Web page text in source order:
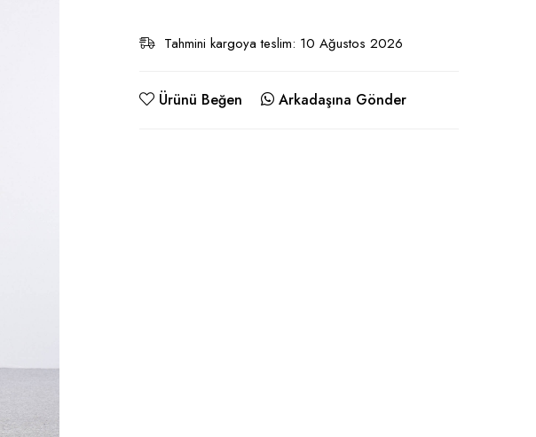
Tahmini kargoya teslim: 10 Ağustos 2026
Ürünü Beğen Arkadaşına Gönder